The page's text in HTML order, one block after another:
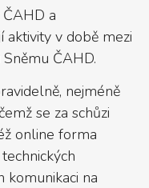
a
aktivity v době mezi
ČAHD.
nejméně
se za schůzi
online forma
komunikaci na